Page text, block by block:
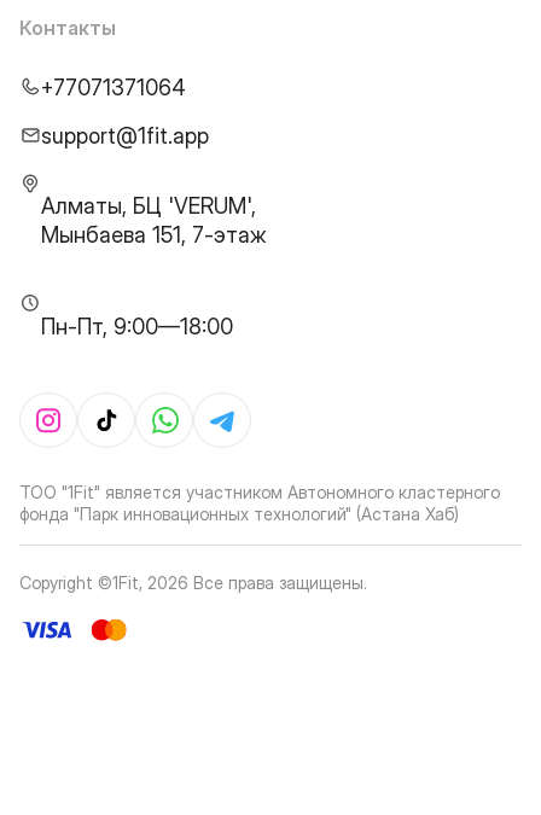
Контакты
+77071371064
support@1fit.app
Алматы, БЦ 'VERUM',
Мынбаева 151, 7-этаж
Пн-Пт, 9:00—18:00
ТОО "1Fit" является участником Автономного кластерного
фонда "Парк инновационных технологий" (Астана Хаб)
Copyright ©1Fit, 2026 Все права защищены.